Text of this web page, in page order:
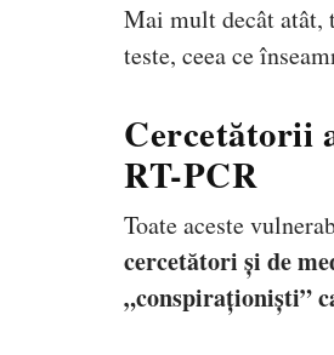
Mai mult decât atât,
teste, ceea ce
Cercetătorii
RT-PCR
Toate aceste
cercetători și de
„conspiraționiști”